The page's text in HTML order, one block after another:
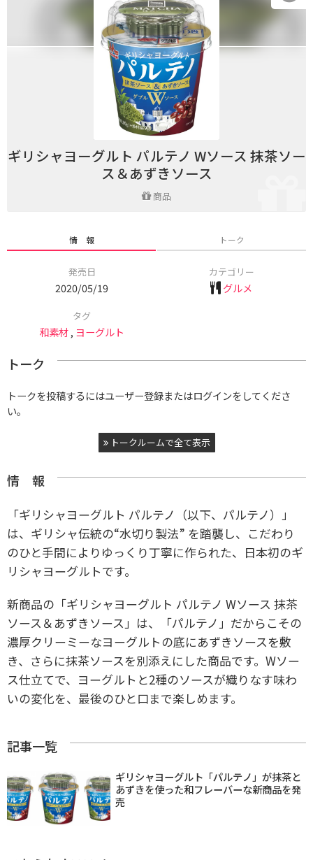
ギリシャヨーグルト パルテノ Wソース 抹茶ソー
ス＆あずきソース
商品
情 報 トーク
発売日
2020/05/19
カテゴリー
グルメ
タグ
和素材, ヨーグルト
トーク
トークを投稿するにはユーザー登録またはログインをしてくださ
い。
トークルームで全て表示
情 報
「ギリシャヨーグルト パルテノ（以下、パルテノ）」
は、ギリシャ伝統の“水切り製法” を踏襲し、こだわり
のひと手間によりゆっくり丁寧に作られた、日本初のギ
リシャヨーグルトです。
新商品の「ギリシャヨーグルト パルテノ Wソース 抹茶
ソース＆あずきソース」は、「パルテノ」だからこその
濃厚クリーミーなヨーグルトの底にあずきソースを敷
き、さらに抹茶ソースを別添えにした商品です。Wソー
ス仕立てで、ヨーグルトと2種のソースが織りなす味わ
いの変化を、最後のひと口まで楽しめます。
記事一覧
ギリシャヨーグルト「パルテノ」が抹茶と
あずきを使った和フレーバーな新商品を発
売